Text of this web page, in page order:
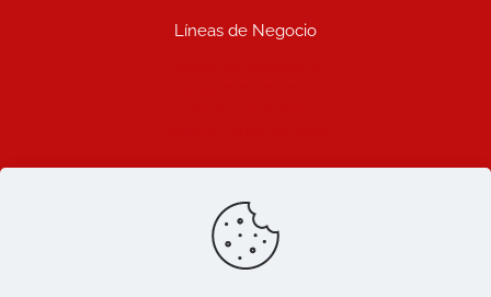
Líneas de Negocio
Ligas de Interes
Blog
Nosotros